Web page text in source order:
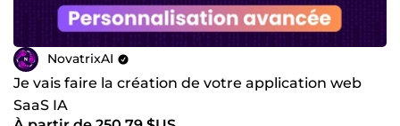
NovatrixAI
Je vais faire la création de votre application web
SaaS IA